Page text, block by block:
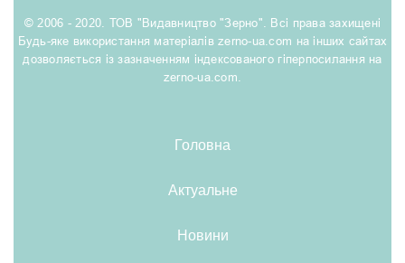
© 2006 - 2020. ТОВ "Видавництво "Зерно". Всі права захищені
Будь-яке використання матеріалів zerno-ua.com на інших сайтах
дозволяється із зазначенням індексованого гіперпосилання на
zerno-ua.com.
Головна
Актуальне
Новини